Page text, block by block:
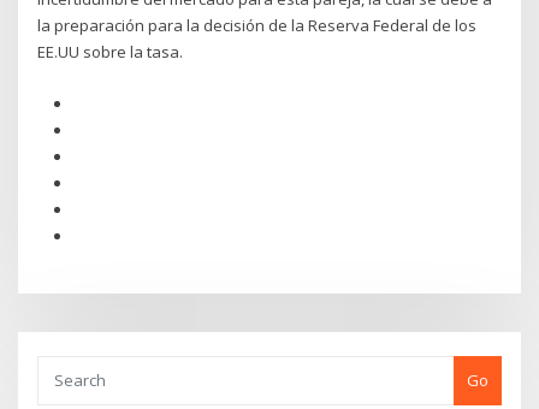
la preparación para la decisión de la Reserva Federal de los
EE.UU sobre la tasa.
Go